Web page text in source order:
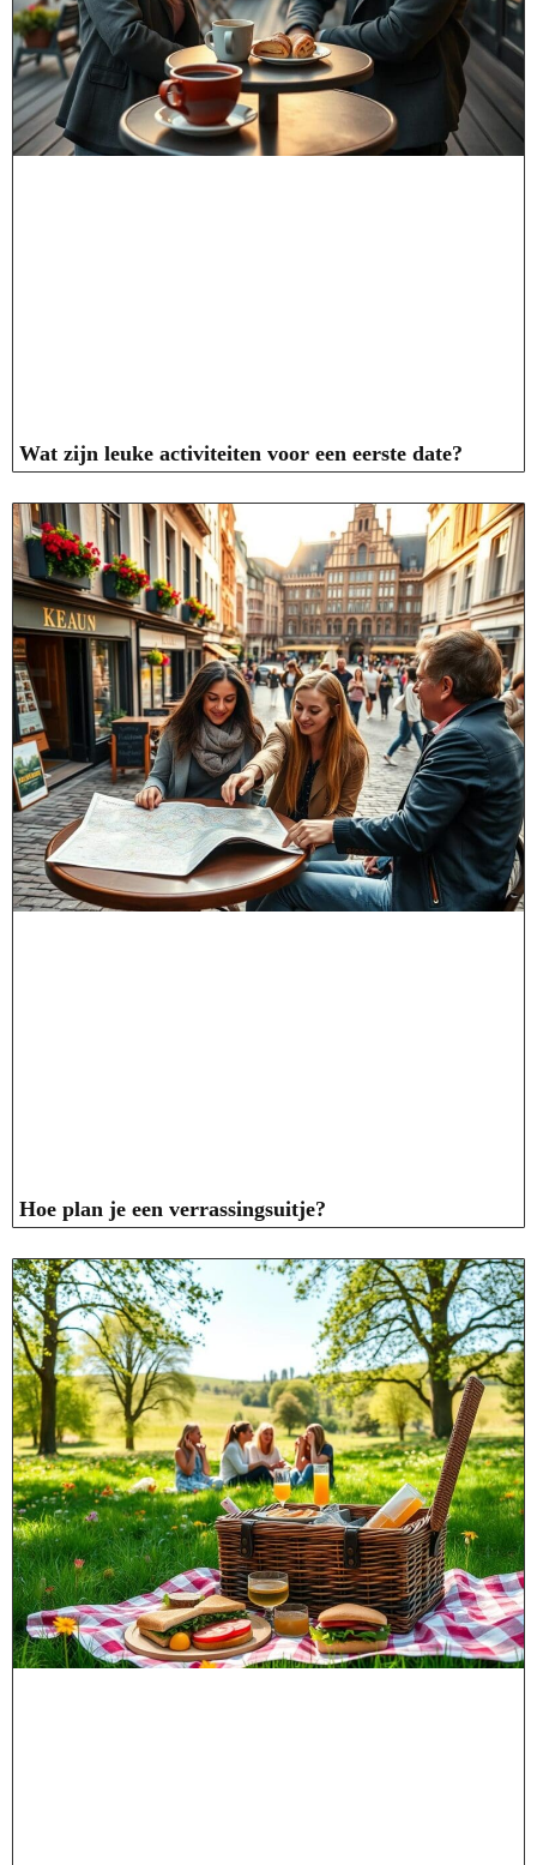
Wat zijn leuke activiteiten voor een eerste date?
Hoe plan je een verrassingsuitje?